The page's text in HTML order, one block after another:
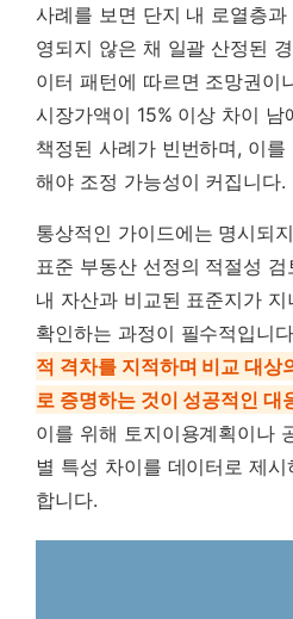
사례를 보면 단지 내 로열층
영되지 않은 채 일괄 산정된
이터 패턴에 따르면 조망권이
시장가액이 15% 이상 차이
책정된 사례가 빈번하며, 이
해야 조정 가능성이 커집니다.
통상적인 가이드에는 명시되
표준 부동산 선정의 적절성
내 자산과 비교된 표준지가
확인하는 과정이 필수적입니
적 격차를 지적하며 비교 대상
로 증명하는 것이 성공적인 대
이를 위해 토지이용계획이나
별 특성 차이를 데이터로 제
합니다.